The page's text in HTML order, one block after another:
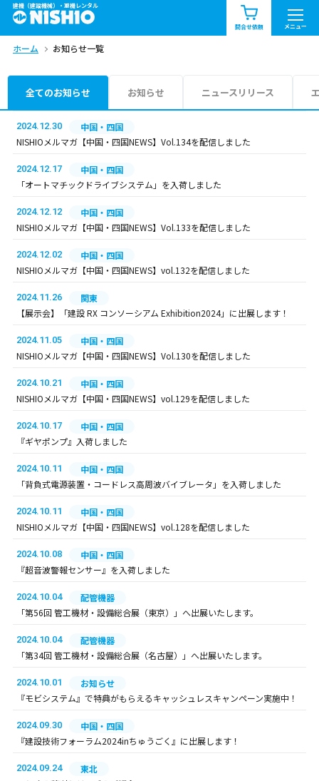
建機（建設機械）・重機レンタル
問合せ依頼 メニュー
商品一覧 お知らせ一覧
問合せ依頼リスト
エリア情報を見る
ホーム お知らせ一覧
全てのお知らせ お知らせ ニュースリリース
2024.12.30
中国・四国
NISHIOメルマガ【中国・四国NEWS】Vol.134を配信しました
2024.12.17
中国・四国
「オートマチックドライブシステム」を入荷しました
2024.12.12
中国・四国
NISHIOメルマガ【中国・四国NEWS】Vol.133を配信しました
2024.12.02
中国・四国
NISHIOメルマガ【中国・四国NEWS】vol.132を配信しました
2024.11.26
関東
【展示会】「建設 RX コンソーシアム Exhibition2024」に出展します！
2024.11.05
中国・四国
NISHIOメルマガ【中国・四国NEWS】Vol.130を配信しました
2024.10.21
中国・四国
NISHIOメルマガ【中国・四国NEWS】vol.129を配信しました
2024.10.17
中国・四国
『ギヤポンプ』入荷しました
2024.10.11
中国・四国
「背負式電源装置・コードレス高周波バイブレータ」を入荷しました
2024.10.11
中国・四国
NISHIOメルマガ【中国・四国NEWS】vol.128を配信しました
2024.10.08
中国・四国
『超音波警報センサー』を入荷しました
2024.10.04
配管機器
「第56回 管工機材・設備総合展（東京）」へ出展いたします。
2024.10.04
配管機器
「第34回 管工機材・設備総合展（名古屋）」へ出展いたします。
2024.10.01
お知らせ
『モビシステム』で特典がもらえるキャッシュレスキャンペーン実施中！
2024.09.30
中国・四国
『建設技術フォーラム2024inちゅうごく』に出展します！
2024.09.24
東北